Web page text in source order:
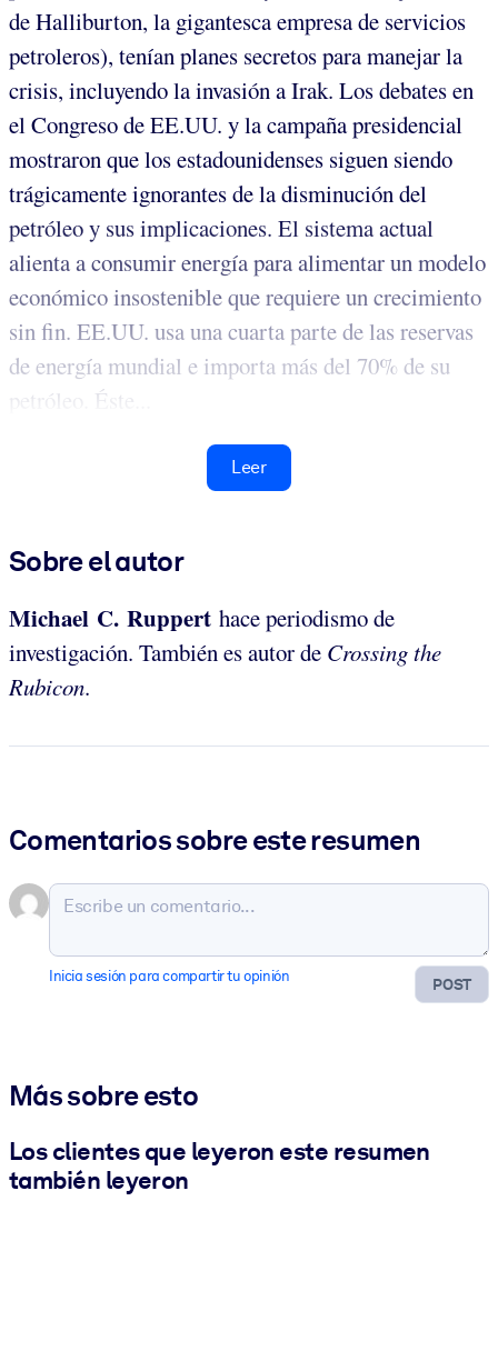
de Halliburton, la gigantesca empresa de servicios
petroleros), tenían planes secretos para manejar la
crisis, incluyendo la invasión a Irak. Los debates en
el Congreso de EE.UU. y la campaña presidencial
mostraron que los estadounidenses siguen siendo
trágicamente ignorantes de la disminución del
petróleo y sus implicaciones. El sistema actual
alienta a consumir energía para alimentar un modelo
económico insostenible que requiere un crecimiento
sin fin. EE.UU. usa una cuarta parte de las reservas
de energía mundial e importa más del 70% de su
petróleo. Éste...
Leer
Sobre el autor
Michael C. Ruppert hace periodismo de
investigación. También es autor de Crossing the
Rubicon.
Comentarios sobre este resumen
POST
Inicia sesión para compartir tu opinión
Más sobre esto
Los clientes que leyeron este resumen
también leyeron